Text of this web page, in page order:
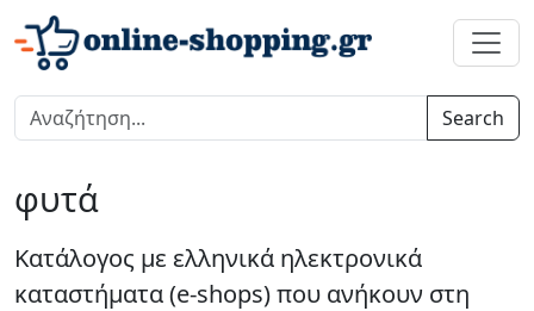
Search
φυτά
Κατάλογος με ελληνικά ηλεκτρονικά
καταστήματα (e-shops) που ανήκουν στη